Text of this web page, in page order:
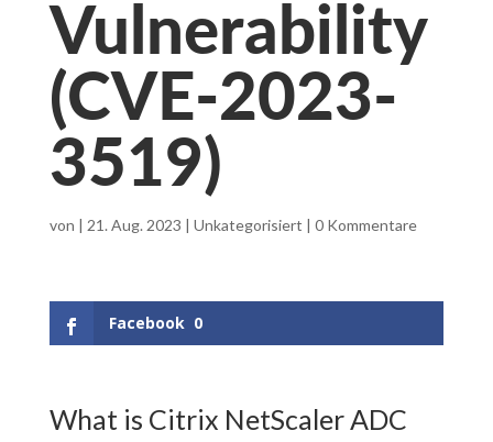
Vulnerability
(CVE-2023-
3519)
von | 21. Aug. 2023 | Unkategorisiert | 0 Kommentare
Facebook 0
What is Citrix NetScaler ADC